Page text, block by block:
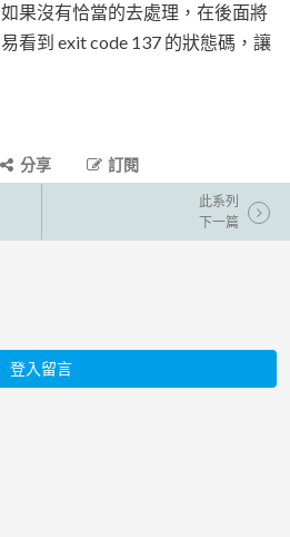
果沒有恰當的去處理，在後面將
看到 exit code 137 的狀態碼，讓
分享 訂閱
此系列
下一篇
登入留言